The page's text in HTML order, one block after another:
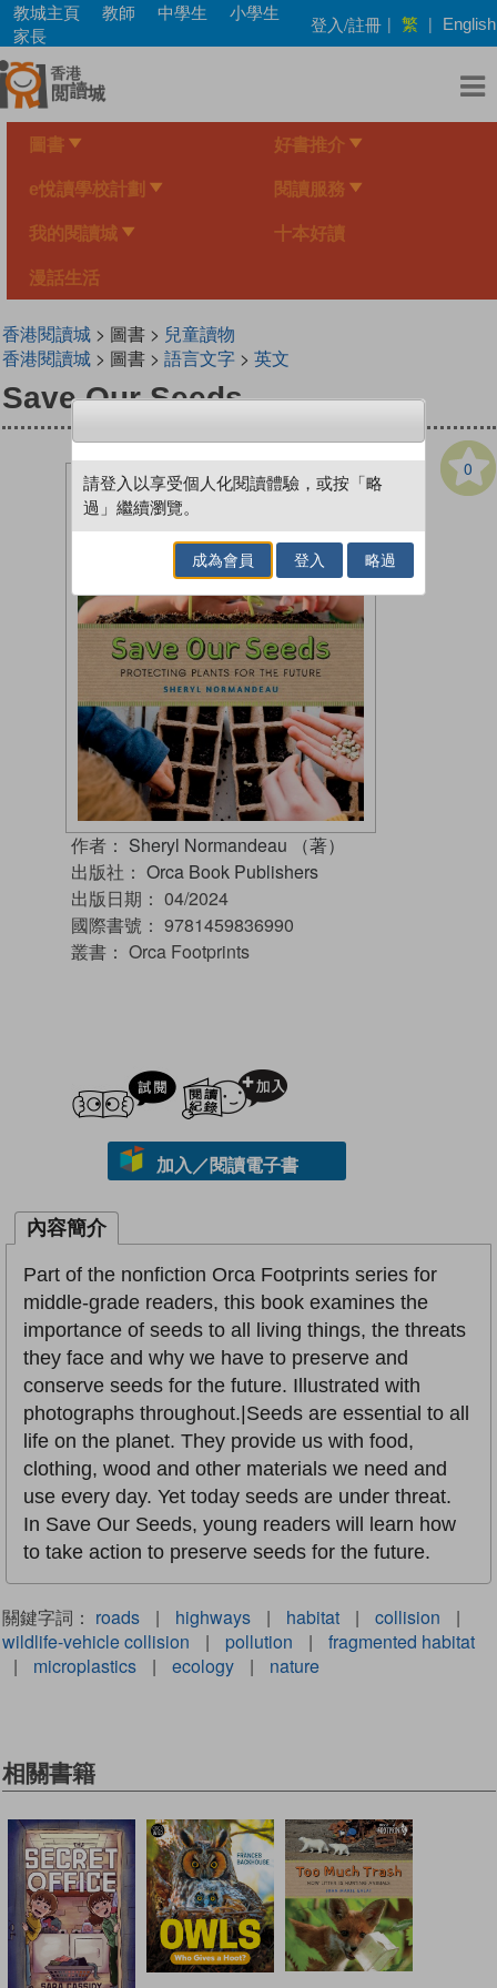
Skip
main
content
教城主頁 教師 中學生
小學生
家長
登入/註冊 | 繁 | English
圖書 好書推介
e悅讀學校計劃 閱讀服務
我的閱讀城 十本好讀
漫話生活
香港閱讀城> 圖書 > 兒童讀物
香港閱讀城> 圖書 > 語言文字> 英文
Save Our Seeds
0
作者： Sheryl Normandeau （著）
出版社： Orca Book Publishers
出版日期： 04/2024
國際書號： 9781459836990
叢書： Orca Footprints
試閲
加入／閱讀電子書
內容簡介
Part of the nonfiction Orca Footprints series for
middle-grade readers, this book examines the
importance of seeds to all living things, the threats
they face and why we have to preserve and
conserve seeds for the future. Illustrated with
photographs throughout.|Seeds are essential to all
life on the planet. They provide us with food,
clothing, wood and other materials we need and
use every day. Yet today seeds are under threat.
In Save Our Seeds, young readers will learn how
to take action to preserve seeds for the future.
關鍵字詞： roads | highways | habitat | collision
|
wildlife-vehicle collision
| pollution |
fragmented habitat
|
microplastics | ecology | nature
相關書籍
請登入以享受個人化閱讀體驗，或按「略
過」繼續瀏覽。
成為會員 登入 略過